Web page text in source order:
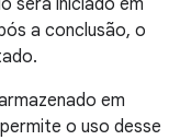
será iniciado em
a conclusão, o
em
permite o uso desse